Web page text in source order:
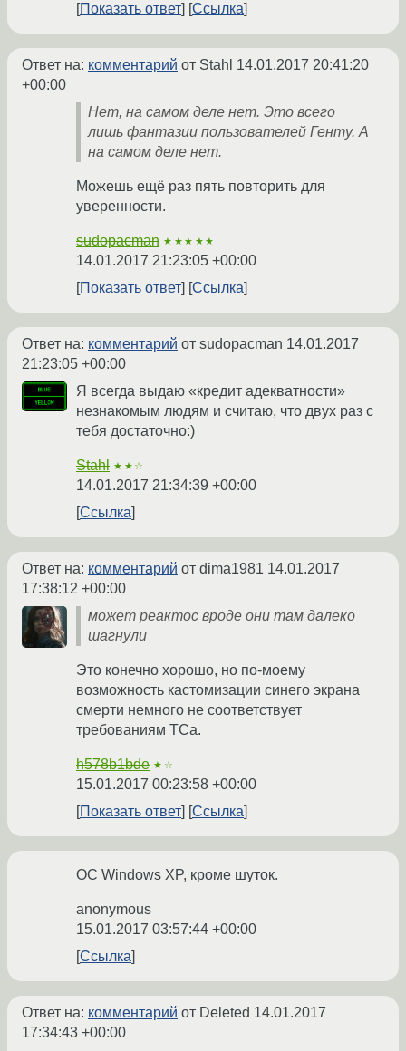
Показать ответ
Ссылка
Ответ на: комментарий от Stahl 14.01.2017 20:41:20
+00:00
Нет, на самом деле нет. Это всего
лишь фантазии пользователей Генту. А
на самом деле нет.
Можешь ещё раз пять повторить для
уверенности.
sudopacman ★★★★★
14.01.2017 21:23:05 +00:00
Показать ответ
Ссылка
Ответ на: комментарий от sudopacman 14.01.2017
21:23:05 +00:00
Я всегда выдаю «кредит адекватности»
незнакомым людям и считаю, что двух раз с
тебя достаточно:)
Stahl ★★☆
14.01.2017 21:34:39 +00:00
Ссылка
Ответ на: комментарий от dima1981 14.01.2017
17:38:12 +00:00
может реактос вроде они там далеко
шагнули
Это конечно хорошо, но по-моему
возможность кастомизации синего экрана
смерти немного не соответствует
требованиям ТСа.
h578b1bde ★☆
15.01.2017 00:23:58 +00:00
Показать ответ
Ссылка
ОС Windows XP, кроме шуток.
anonymous
15.01.2017 03:57:44 +00:00
Ссылка
Ответ на: комментарий от Deleted 14.01.2017
17:34:43 +00:00